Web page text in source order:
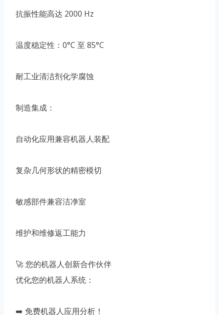
抗振性能高达 2000 Hz
温度稳定性：0°C 至 85°C
耐工业清洁剂化学腐蚀
制造集成：
自动化应用兼容机器人装配
复杂几何形状的精密模切
敏感部件兼容洁净室
维护和维修返工能力
🚀 您的机器人创新合作伙伴
优化您的机器人系统：
➡️ 免费机器人应用分析！